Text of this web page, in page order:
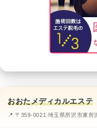
おおたメディカルエステ
📍 〒359-0021 埼玉県所沢市東